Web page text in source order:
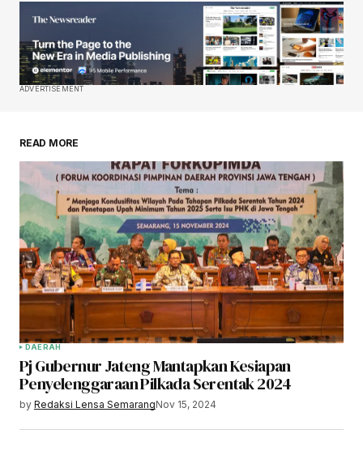
ADVERTISEMENT
READ MORE
DAERAH
Pj Gubernur Jateng Mantapkan Kesiapan
Penyelenggaraan Pilkada Serentak 2024
by Redaksi Lensa SemarangNov 15, 2024